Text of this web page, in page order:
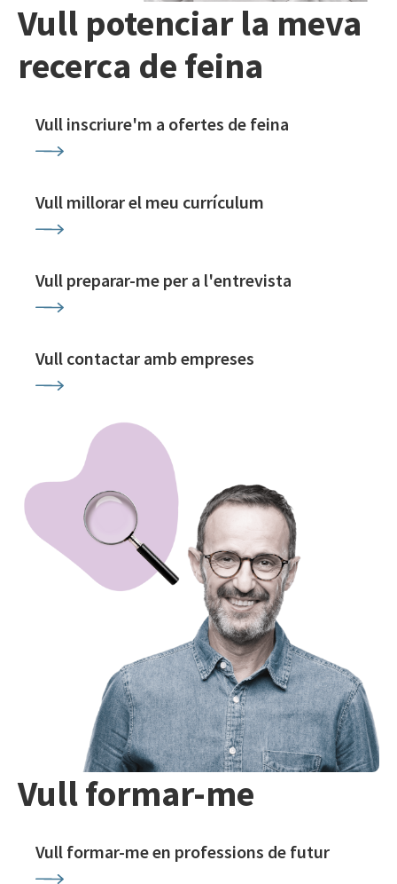
Vull potenciar la meva
recerca de feina
Vull inscriure'm a ofertes de feina
Vull millorar el meu currículum
Vull preparar-me per a l'entrevista
Vull contactar amb empreses
Vull formar-me
Vull formar-me en professions de futur